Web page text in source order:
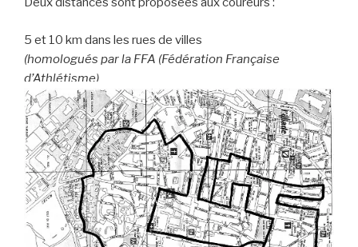
5 et 10 km dans les rues de villes
(homologués par la FFA (Fédération Française
d’Athlétisme)